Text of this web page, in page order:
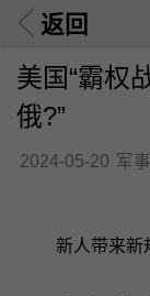
返回
美国“霸权
俄?”
2024-05-20 军
新人带来新